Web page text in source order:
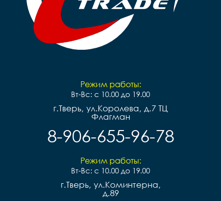
сталь
Вес		9.7 кг
Режим работы:
Вт-Вс: с 10.00 до 19.00
г.Тверь, ул.Королева, д.7 ТЦ
Флагман
8-906-655-96-78
Режим работы:
Вт-Вс: с 10.00 до 19.00
г.Тверь, ул.Коминтерна,
д.89